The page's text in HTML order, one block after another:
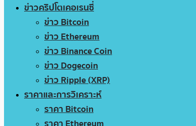
ข่าวคริปโตเคอเรนซี่
ข่าว Bitcoin
ข่าว Ethereum
ข่าว Binance Coin
ข่าว Dogecoin
ข่าว Ripple (XRP)
ราคาและการวิเคราะห์
ราคา Bitcoin